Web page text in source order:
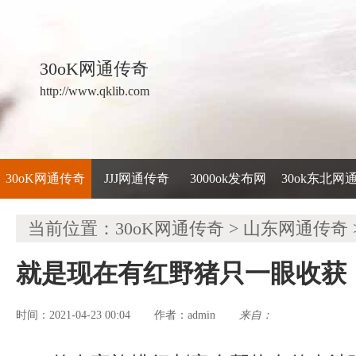
30oK网通传奇
http://www.qklib.com
30oK网通传奇 JJJ网通传奇 3000ok发布网 30ok东北网
当前位置： 30oK网通传奇 > 山东网通传奇
就是现在有红野猪只一眼收获
时间：2021-04-23 00:04 作者： admin 来自：